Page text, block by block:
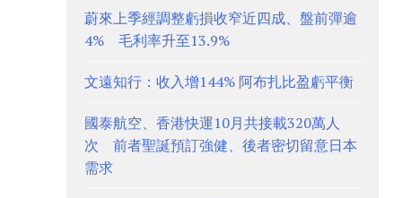
蔚來上季經調整虧損收窄近四成、盤前彈逾
4% 毛利率升至13.9%
文遠知行：收入增144% 阿布扎比盈虧平衡
國泰航空、香港快運10月共接載320萬人
次 前者聖誕預訂強健、後者密切留意日本
需求